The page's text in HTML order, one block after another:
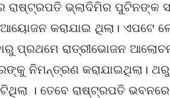
ଭ୍ଲାଦିମିର ପୁଟିନଙ୍କ
କରାଯାଇ ଥିଲା। ଏପଟେ
ପ୍ରଥମେ ରାତ୍ରୀଭୋଜନ
ନିମନ୍ତ୍ରଣ କରାଯାଇଥିଲା।
। ତେବେ ରାଷ୍ଟ୍ରପତି